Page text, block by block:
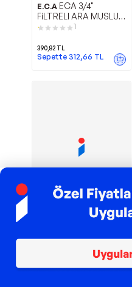
E.C.A ECA 3/4"
FiLTRELI ARA MUSLUK
6021110591
390,82 TL
Sepette 312,66 TL
TROY ile 200 TL İndirim
Lavabo Bataryası
Sepette 4.085,00